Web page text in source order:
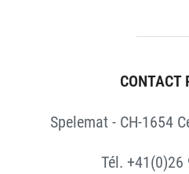
CONTACT
Spelemat - CH-1654
Tél. +41(0)26